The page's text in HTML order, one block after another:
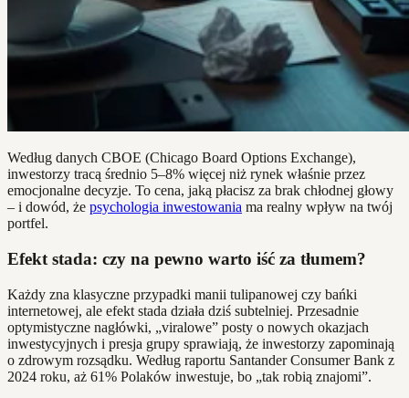
Według danych CBOE (Chicago Board Options Exchange),
inwestorzy tracą średnio 5–8% więcej niż rynek właśnie przez
emocjonalne decyzje. To cena, jaką płacisz za brak chłodnej głowy
– i dowód, że psychologia inwestowania ma realny wpływ na twój
portfel.
Efekt stada: czy na pewno warto iść za tłumem?
Każdy zna klasyczne przypadki manii tulipanowej czy bańki
internetowej, ale efekt stada działa dziś subtelniej. Przesadnie
optymistyczne nagłówki, „viralowe” posty o nowych okazjach
inwestycyjnych i presja grupy sprawiają, że inwestorzy zapominają
o zdrowym rozsądku. Według raportu Santander Consumer Bank z
2024 roku, aż 61% Polaków inwestuje, bo „tak robią znajomi”.